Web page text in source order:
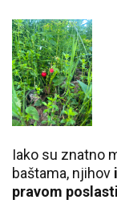
Iako su znatno
baštama, njihov
pravom